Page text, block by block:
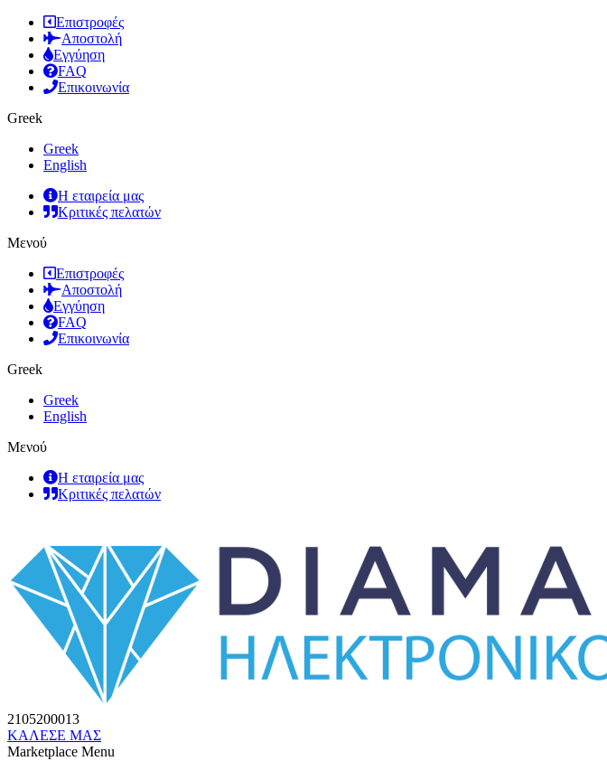
Επιστροφές
Αποστολή
Εγγύηση
FAQ
Επικοινωνία
Greek
Greek
English
Η εταιρεία μας
Κριτικές πελατών
Μενού
Επιστροφές
Αποστολή
Εγγύηση
FAQ
Επικοινωνία
Greek
Greek
English
Μενού
Η εταιρεία μας
Κριτικές πελατών
2105200013
ΚΑΛΕΣΕ ΜΑΣ
Marketplace Menu